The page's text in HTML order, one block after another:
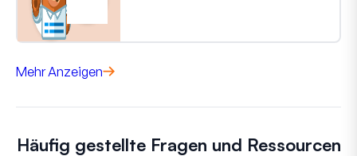
Mehr Anzeigen
Häufig gestellte Fragen und Ressourcen